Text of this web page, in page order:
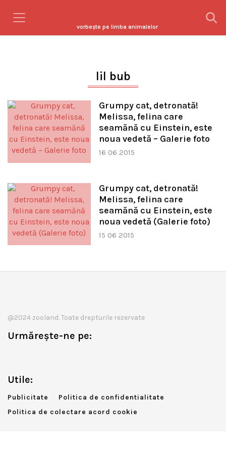
vorbeşte pe limba animalelor
lil bub
Grumpy cat, detronată!
Melissa, felina care
seamănă cu Einstein, este
noua vedetă – Galerie foto
16 06 2015
Grumpy cat, detronată!
Melissa, felina care
seamănă cu Einstein, este
noua vedetă (Galerie foto)
15 06 2015
@2024 zooland. Toate drepturile rezervate
Urmărește-ne pe:
Utile:
Publicitate
Politica de confidentialitate
Politica de colectare acord cookie